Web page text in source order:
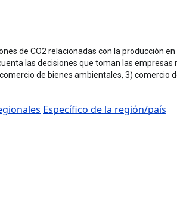
de CO2 relacionadas con la producción
las decisiones que toman las
de bienes ambientales, 3) comercio
Específico de la región/país